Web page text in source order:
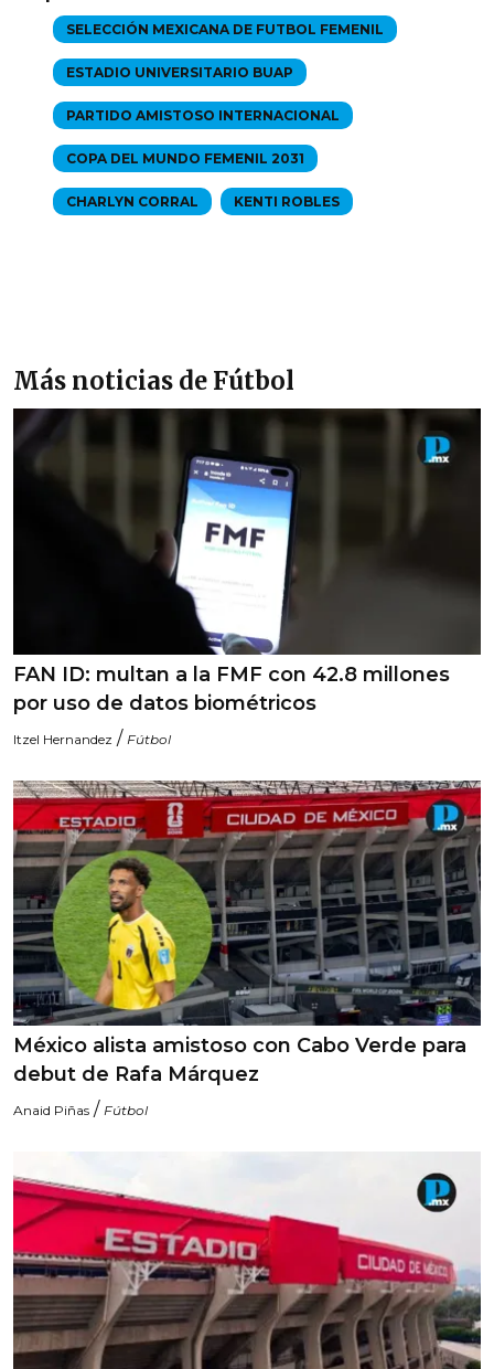
SELECCIÓN MEXICANA DE FUTBOL FEMENIL
ESTADIO UNIVERSITARIO BUAP
PARTIDO AMISTOSO INTERNACIONAL
COPA DEL MUNDO FEMENIL 2031
CHARLYN CORRAL KENTI ROBLES
Más noticias de Fútbol
FAN ID: multan a la FMF con 42.8 millones
por uso de datos biométricos
Itzel Hernandez / Fútbol
México alista amistoso con Cabo Verde para
debut de Rafa Márquez
Anaid Piñas / Fútbol